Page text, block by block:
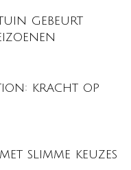
gebeurt
kracht op
slimme keuzes